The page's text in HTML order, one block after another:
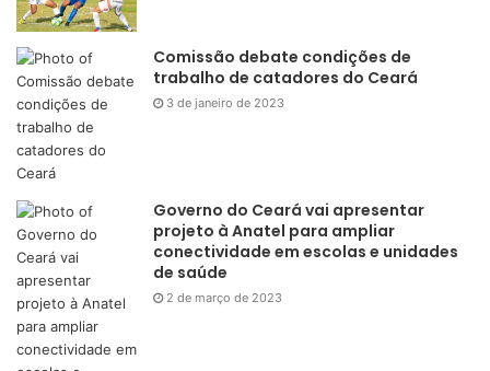
Comissão debate condições de
trabalho de catadores do Ceará
3 de janeiro de 2023
Governo do Ceará vai apresentar
projeto à Anatel para ampliar
conectividade em escolas e unidades
de saúde
2 de março de 2023